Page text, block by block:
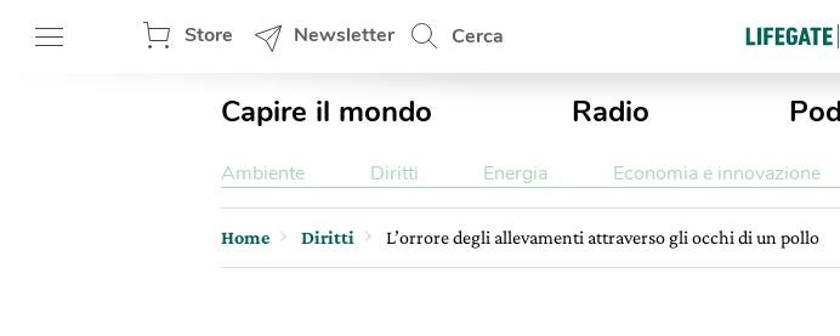
Store Newsletter Cerca
Capire il mondo Radio
Ambiente Diritti Energia Economia e innovazione
Home Diritti L’orrore degli allevamenti attraverso gli occhi di un pollo